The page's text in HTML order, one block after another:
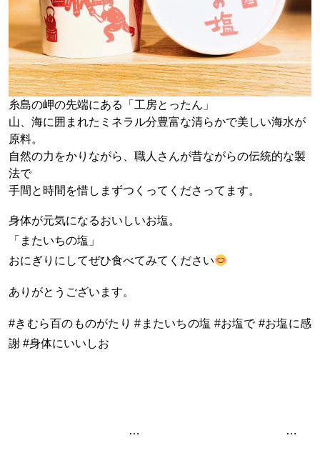
糸島の岬の先端にある「工房とったん」
山、海に囲まれたミネラル分豊富な清らかで美しい海水が
原料。
自然の力をかりながら、職人さんが昔ながらの伝統的な製
法で
手間と時間を惜しまずつくってくださってます。
身体が元気になるおいしいお塩。
「またいちの塩」
おにぎりにしてぜひ食べてみてください
ありがとうございます。
#きむら百のものがたり #またいちの塩 #お塩で #お塩に感
謝 #身体にいいしお
投稿ナビゲーション 自然栽培でお茶をつくって下さっている「HARERUUYA」さんからとってもおいしいお茶がとどきました！！